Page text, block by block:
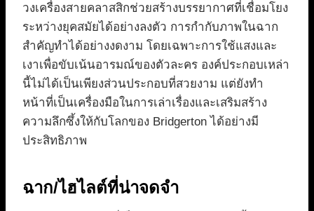
วงเครื่องสายคลาสสิกช่วยสร้างบรรยากาศที่เชื่อมโยง
ระหว่างยุคสมัยได้อย่างลงตัว การกำกับภาพในฉาก
สำคัญทำได้อย่างงดงาม โดยเฉพาะการใช้แสงและ
เงาเพื่อขับเน้นอารมณ์ของตัวละคร องค์ประกอบเหล่า
นี้ไม่ได้เป็นเพียงส่วนประกอบที่สวยงาม แต่ยังทำ
หน้าที่เป็นเครื่องมือในการเล่าเรื่องและเสริมสร้าง
ความลึกซึ้งให้กับโลกของ Bridgerton ได้อย่างมี
ประสิทธิภาพ
ฉาก/ไฮไลต์ที่น่าจดจำ